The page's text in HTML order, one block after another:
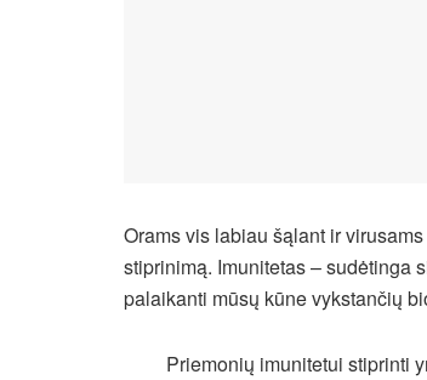
Orams vis labiau šąlant ir
stiprinimą. Imunitetas – sudėtinga
palaikanti mūsų kūne vykstančių
Priemonių imunitetui stiprinti